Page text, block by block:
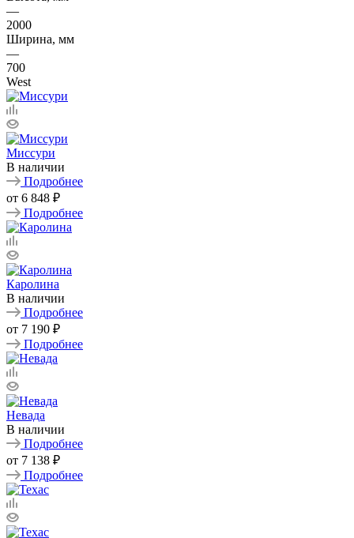
—
2000
Ширина, мм
—
700
West
Миссури
В наличии
Подробнее
от 6 848 ₽
Подробнее
Каролина
В наличии
Подробнее
от 7 190 ₽
Подробнее
Невада
В наличии
Подробнее
от 7 138 ₽
Подробнее